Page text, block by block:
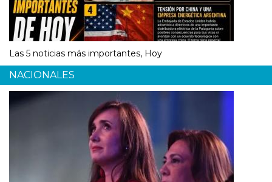
Las 5 noticias más importantes, Hoy
NACIONALES